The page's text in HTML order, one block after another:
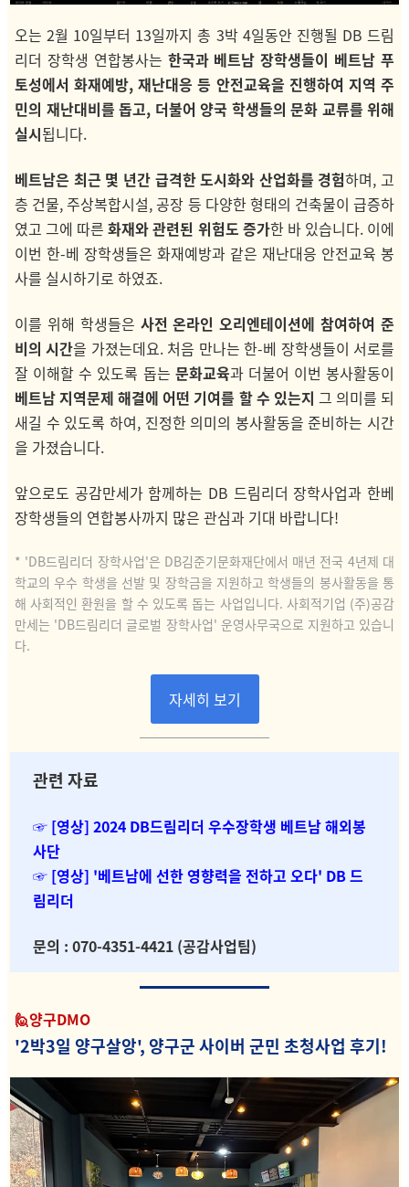
오는 2월 10일부터 13일까지 총 3박 4일동안 진행될 DB 드림
리더 장학생 연합봉사는 한국과 베트남 장학생들이 베트남 푸
토성에서 화재예방, 재난대응 등 안전교육을 진행하여 지역 주
민의 재난대비를 돕고, 더불어 양국 학생들의 문화 교류를 위해
실시됩니다.
베트남은 최근 몇 년간 급격한 도시화와 산업화를 경험하며, 고
층 건물, 주상복합시설, 공장 등 다양한 형태의 건축물이 급증하
였고 그에 따른화재와 관련된 위험도 증가한 바 있습니다. 이에
이번 한-베 장학생들은 화재예방과 같은 재난대응 안전교육 봉
사를 실시하기로 하였죠.
이를 위해 학생들은 사전 온라인 오리엔테이션에 참여하여 준
비의 시간을 가졌는데요. 처음 만나는 한-베 장학생들이 서로를
잘 이해할 수 있도록 돕는 문화교육과 더불어 이번 봉사활동이
베트남 지역문제 해결에 어떤 기여를 할 수 있는지 그 의미를 되
새길 수 있도록 하여, 진정한 의미의 봉사활동을 준비하는 시간
을 가졌습니다.
앞으로도 공감만세가 함께하는 DB 드림리더 장학사업과 한베
장학생들의 연합봉사까지 많은 관심과 기대 바랍니다!
* 'DB드림리더 장학사업'은 DB김준기문화재단에서 매년 전국 4년제 대
학교의 우수 학생을 선발 및 장학금을 지원하고 학생들의 봉사활동을 통
해 사회적인 환원을 할 수 있도록 돕는 사업입니다. 사회적기업 (주)공감
만세는 'DB드림리더 글로벌 장학사업' 운영사무국으로 지원하고 있습니
다.
자세히 보기
관련 자료
☞ [영상] 2024 DB드림리더 우수장학생 베트남 해외봉
사단
☞ [영상] '베트남에 선한 영향력을 전하고 오다' DB 드
림리더
문의 : 070-4351-4421 (공감사업팀)
🙋양구DMO
'2박3일 양구살앙', 양구군 사이버 군민 초청사업 후기!